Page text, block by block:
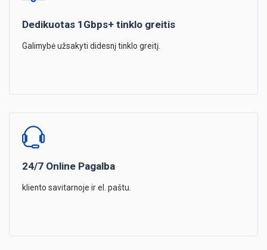
Dedikuotas 1Gbps+ tinklo greitis
Galimybė užsakyti didesnį tinklo greitį.
24/7 Online Pagalba
kliento savitarnoje ir el. paštu.